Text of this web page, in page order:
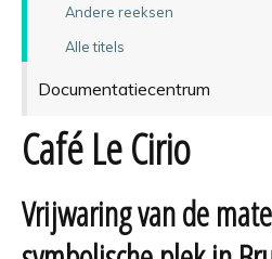
Andere reeksen
Alle titels
Documentatiecentrum
Café Le Cirio
Vrijwaring van de